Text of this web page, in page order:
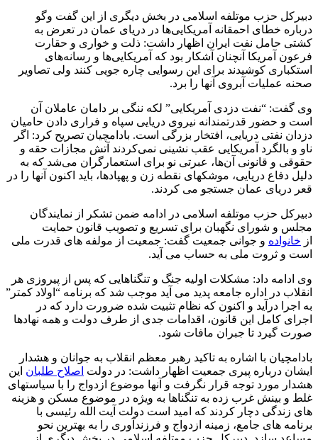
دبیرکل حزب موتلفه اسلامی در بخش دیگری از این گفت وگو
درباره خطای احمقانه آمریکایی‌ها در دریای عمان در تعرض به
کشتی حامل نفت ایران اظهار داشت: ذلت و خواری و حقارت
فرعون آمریکا آنچنان آشکار بود که آمریکایی‌ها و رسانه‌های
استکباری کوشیدند برای این رسوایی چاره جویی کنند ولی تصاویر
صحنه عملیات آبروی آنها را برد.
وی گفت: “نفت دزدی آمریکایی” لکه ننگی بر دامان عاملان آن
است و حضور قدرتمندانه نیروی دریایی سپاه و فراری دادن حامیان
دزدان نفتی دریایی، افتخار بزرگی است. بادامچیان تصریح کرد: اگر
ناو و بالگرد آمریکایی عقب نشینی نمی‌کردند آتش مجازات حقه و
حقوقی و قانونی آن‌ها، عبرتی نو برای استعمارگران می‌شد که به
دلیل دفاع دریایی، موشکهای نقطه زن و پهپادها، باید اکنون آنها را در
قعر دریای عمان جستجو می کردند.
دبیرکل حزب موتلفه اسلامی در ادامه ضمن تشکر از نمایندگان
مجلس و شورای نگهبان برای تسریع و تصویب قانون حمایت
از خانواده و جوانی جمعیت گفت: جمعیت از مولفه های قدرت ملی
است و ثروت ملی به حساب می آید.
وی ادامه داد: مشکلات اولیه جنگ و تنگناهایی که پس از پیروزی هر
انقلاب در اداره جامعه پدید می آید موجب شد که برنامه “اولاد کمتر”
به اجرا درآید و اکنون که نظام تثبیت شده ضرورت دارد که در
اجرای کامل این قانون، اقدامات جدی از طرف دولت و همه نهادها
صورت گیرد تا جبران مافات شود.
بادامچیان با اشاره به تاکید رهبر معظم انقلاب به جوانان و هشدار
ایشان درباره پیری جمعیت اظهار داشت: در دولت اصلاح طلبان این
هشدار مورد توجه قرار نگرفت و آنها موضوع ازدواج را با سیاستهای
غلط و بینش غرب زده به تنگناها به ویژه در موضوع مسکن و هزینه
های زندگی دچار کردند که امید است دولت آیت الله رئیسی با
برنامه های جامع، زمینه ازدواج و فرزندآوری را به بهترین نحو